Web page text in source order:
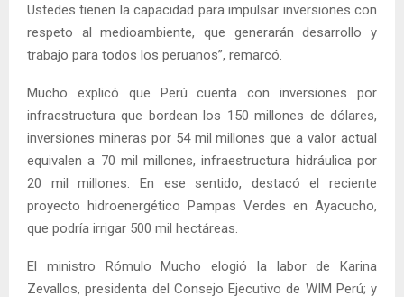
Ustedes tienen la capacidad para impulsar inversiones con
respeto al medioambiente, que generarán desarrollo y
trabajo para todos los peruanos”, remarcó.
Mucho explicó que Perú cuenta con inversiones por
infraestructura que bordean los 150 millones de dólares,
inversiones mineras por 54 mil millones que a valor actual
equivalen a 70 mil millones, infraestructura hidráulica por
20 mil millones. En ese sentido, destacó el reciente
proyecto hidroenergético Pampas Verdes en Ayacucho,
que podría irrigar 500 mil hectáreas.
El ministro Rómulo Mucho elogió la labor de Karina
Zevallos, presidenta del Consejo Ejecutivo de WIM Perú; y